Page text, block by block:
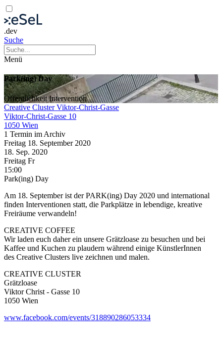
.dev
Suche
Menü
Park(ing) Day
ÖffentlichkeitIntervention
Creative Cluster Viktor-Christ-Gasse
Viktor-Christ-Gasse 10
1050 Wien
1 Termin im Archiv
Freitag 18. September 2020
18. Sep. 2020
Freitag Fr
15:00
Park(ing) Day
Am 18. September ist der PARK(ing) Day 2020 und international
finden Interventionen statt, die Parkplätze in lebendige, kreative
Freiräume verwandeln!
CREATIVE COFFEE
Wir laden euch daher ein unsere Grätzloase zu besuchen und bei
Kaffee und Kuchen zu plaudern während einige KünstlerInnen
des Creative Clusters live zeichnen und malen.
CREATIVE CLUSTER
Grätzloase
Viktor Christ - Gasse 10
1050 Wien
www.facebook.com/events/318890286053334